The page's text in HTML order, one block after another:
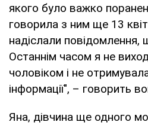
якого було важко
говорила з ним ще 13
надіслали
Останнім часом я не
чоловіком і не
інформації", – говорить
Яна, дівчина ще одного